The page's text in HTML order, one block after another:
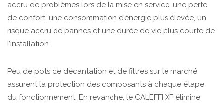
accru de problèmes lors de la mise en service, une perte
de confort, une consommation d’énergie plus élevée, un
risque accru de pannes et une durée de vie plus courte de
l’installation.
Peu de pots de décantation et de filtres sur le marché
assurent la protection des composants à chaque étape
du fonctionnement. En revanche, le CALEFFI XF élimine